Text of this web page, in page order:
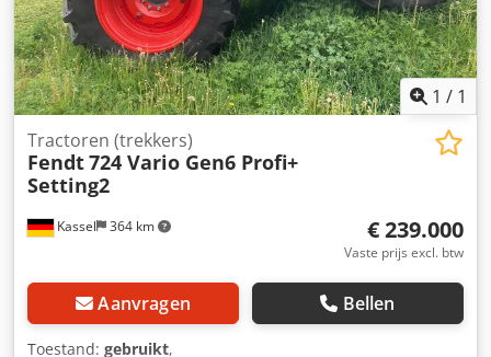
1 / 1
Kassel 364 km
Tractoren (trekkers)
Fendt724 Vario Gen6 Profi+
Setting2
€ 239.000
Vaste prijs excl. btw
Aanvragen Bellen
Toestand: gebruikt,